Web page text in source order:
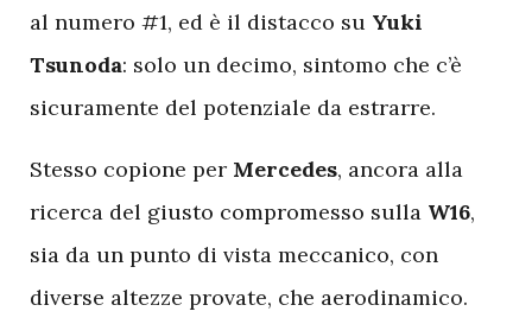
al numero #1, ed è il distacco su Yuki
Tsunoda: solo un decimo, sintomo che c’è
sicuramente del potenziale da estrarre.
Stesso copione per Mercedes, ancora alla
ricerca del giusto compromesso sulla W16,
sia da un punto di vista meccanico, con
diverse altezze provate, che aerodinamico.